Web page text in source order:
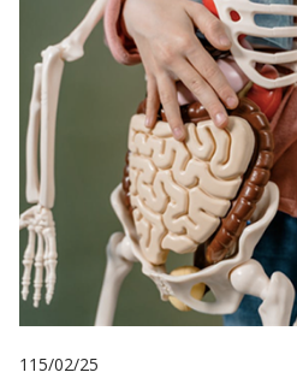
115/02/25